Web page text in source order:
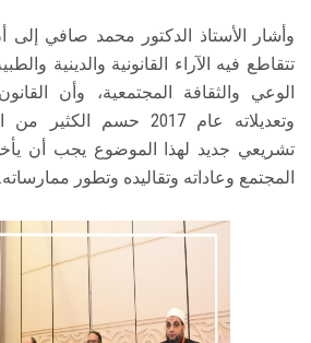
وأشار الأستاذ الدكتور محمد صافي إلى
تتقاطع فيه الآراء القانونية والدينية
وتعديلاته عام 2017 حسم
تشريعي جديد لهذا الموضوع يجب أن
المجتمع وعاداته وتقاليده وتطور ممارساته.